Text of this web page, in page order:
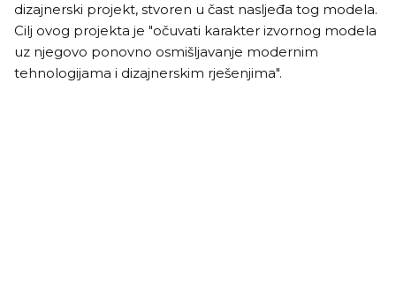
dizajnerski projekt, stvoren u čast nasljeđa tog modela.
Cilj ovog projekta je "očuvati karakter izvornog modela
uz njegovo ponovno osmišljavanje modernim
tehnologijama i dizajnerskim rješenjima".